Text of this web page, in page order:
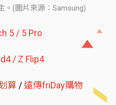
。(圖片來源：Samsung)
5 / 5 Pro
/ Z Flip4
算 /遠傳friDay購物